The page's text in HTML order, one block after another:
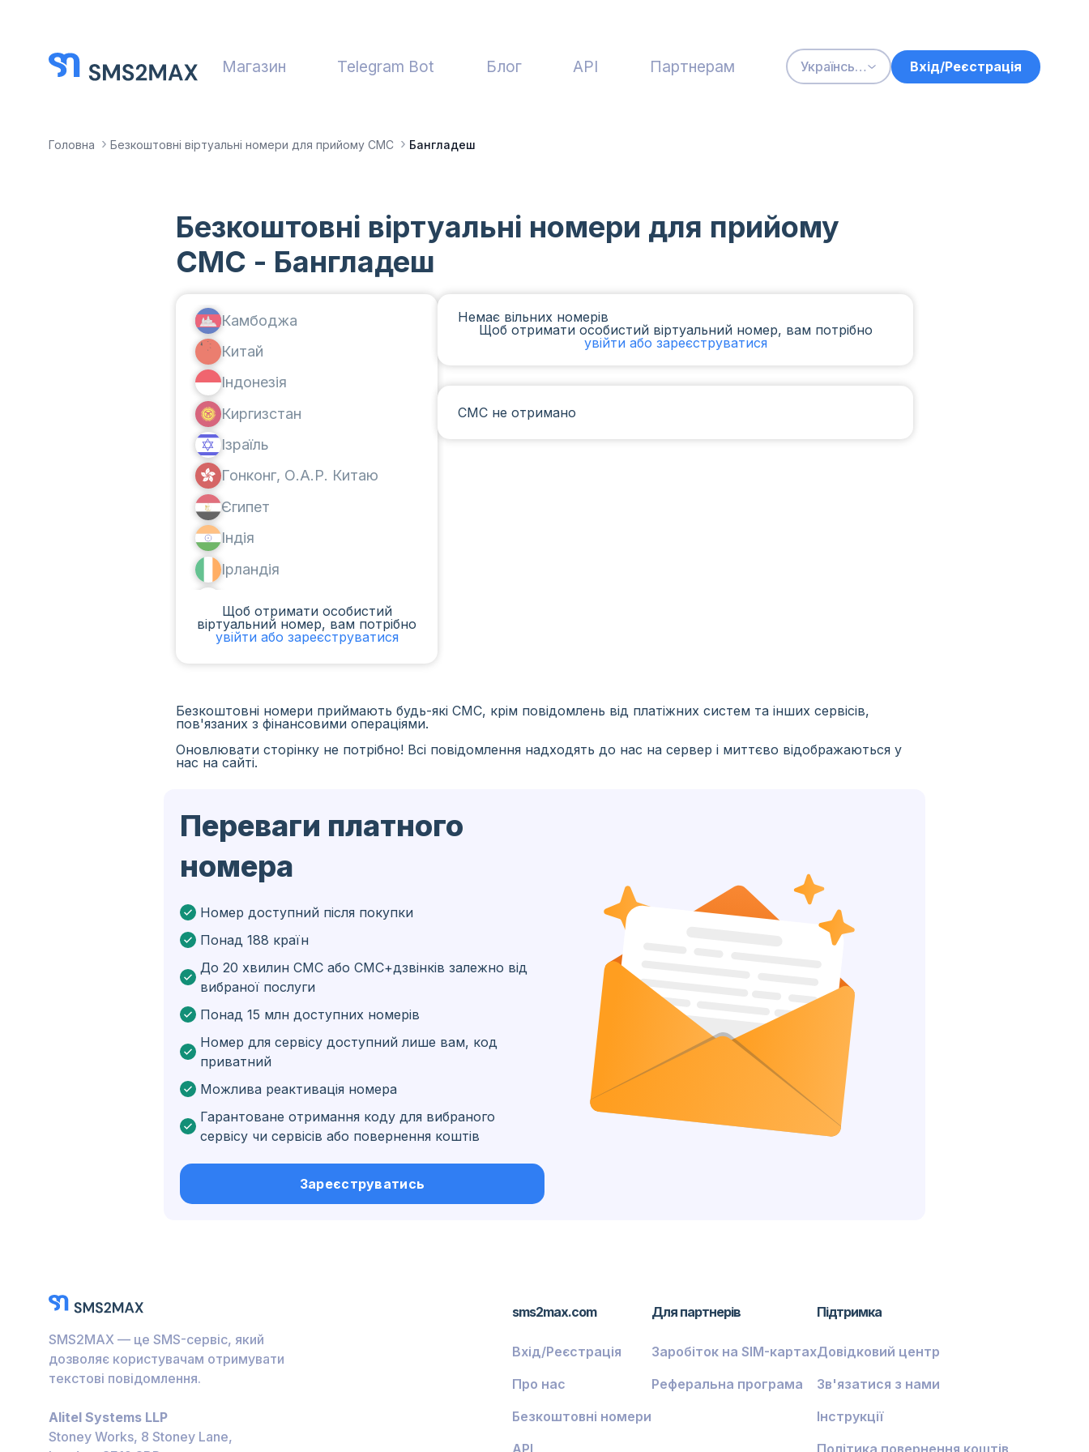
Магазин Telegram Bot Блог API Партнерам Українська Вхід/Реєстрація
Головна Безкоштовні віртуальні номери для прийому СМС Бангладеш
Безкоштовні віртуальні номери для прийому
СМС - Бангладеш
Камбоджа
Китай
Індонезія
Киргизстан
Ізраїль
Гонконг, О.А.Р. Китаю
Єгипет
Індія
Ірландія
Аргентина
Ірак
Іспанія
Алжир
Чехія
Гвінея
Ефіопія
Бразілія
Ангола
Кіпр
Бельґія
Болгарія
Угорщина
Еквадор
Щоб отримати особистий
віртуальний номер, вам потрібно
увійти або зареєструватися
Немає вільних номерів
Щоб отримати особистий віртуальний номер, вам потрібно
увійти або зареєструватися
СМС не отримано
Безкоштовні номери приймають будь-які СМС, крім повідомлень від платіжних систем та інших сервісів,
пов'язаних з фінансовими операціями.
Оновлювати сторінку не потрібно! Всі повідомлення надходять до нас на сервер і миттєво відображаються у
нас на сайті.
Переваги платного
номера
Номер доступний після покупки
Понад 188 країн
До 20 хвилин СМС або СМС+дзвінків залежно від
вибраної послуги
Понад 15 млн доступних номерів
Номер для сервісу доступний лише вам, код
приватний
Можлива реактивація номера
Гарантоване отримання коду для вибраного
сервісу чи сервісів або повернення коштів
Зареєструватись
SMS2MAX — це SMS-сервіс, який
дозволяє користувачам отримувати
текстові повідомлення.
Alitel Systems LLP
Stoney Works, 8 Stoney Lane,
sms2max.com
Вхід/Реєстрація
Про нас
Безкоштовні номери
Для партнерів
Заробіток на SIM-картах
Реферальна програма
Підтримка
Довідковий центр
Зв'язатися з нами
Інструкції